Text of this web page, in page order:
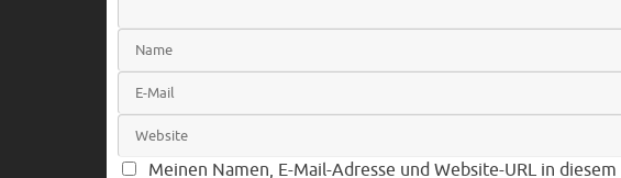
Meinen Namen, E-Mail-Adresse und Website-URL in